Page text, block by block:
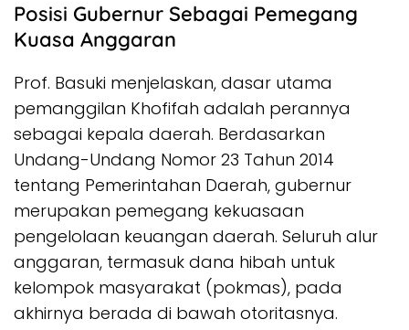
Posisi Gubernur Sebagai Pemegang
Kuasa Anggaran
Prof. Basuki menjelaskan, dasar utama
pemanggilan Khofifah adalah perannya
sebagai kepala daerah. Berdasarkan
Undang-Undang Nomor 23 Tahun 2014
tentang Pemerintahan Daerah, gubernur
merupakan pemegang kekuasaan
pengelolaan keuangan daerah. Seluruh alur
anggaran, termasuk dana hibah untuk
kelompok masyarakat (pokmas), pada
akhirnya berada di bawah otoritasnya.